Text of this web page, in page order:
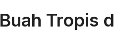
Buah Tropis